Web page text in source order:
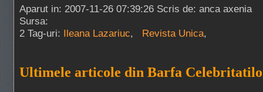
Aparut in: 2007-11-26 07:39:26 Scris de: anca axenia
Sursa:
2 Tag-uri: Ileana Lazariuc, Revista Unica,
Ultimele articole din Barfa